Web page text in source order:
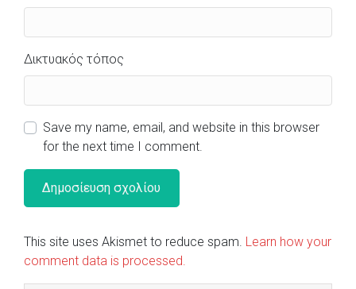
Δικτυακός τόπος
Save my name, email, and website in this browser
for the next time I comment.
This site uses Akismet to reduce spam. Learn how your
comment data is processed.